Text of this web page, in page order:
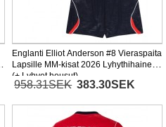
Englanti Elliot Anderson #8 Vieraspaita
Lapsille MM-kisat 2026 Lyhythihainen
(+ Lyhyet housut)
958.31SEK 383.30SEK